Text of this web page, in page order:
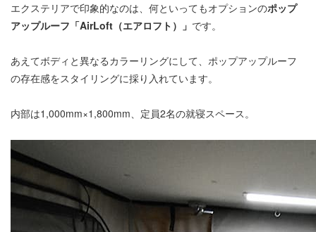
エクステリアで印象的なのは、何といってもオプションのポップ
アップルーフ「AirLoft（エアロフト）」 です。
あえてボディと異なるカラーリングにして、ポップアップルーフ
の存在感をスタイリングに採り入れています。
内部は1,000mm×1,800mm、定員2名の就寝スペース。